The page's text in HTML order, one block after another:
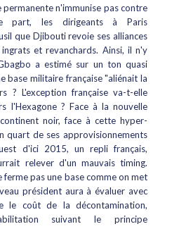
permanente n'immunise pas contre
part, les dirigeants à Paris
que Djibouti revoie ses alliances
et revanchards. Ainsi, il n'y
a estimé sur un ton quasi
base militaire française "aliénait la
? L'exception française va-t-elle
l'Hexagone ? Face à la nouvelle
noir, face à cette hyper-
quart de ses approvisionnements
d'ici 2015, un repli français,
relever d'un mauvais timing.
pas une base comme on met
président aura à évaluer avec
le coût de la décontamination,
suivant le principe